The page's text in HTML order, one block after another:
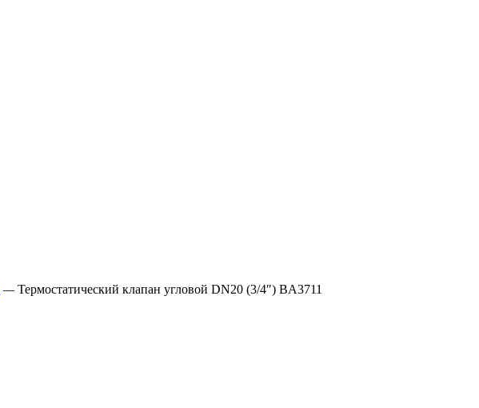
— Термостатический клапан угловой DN20 (3/4″) BA3711